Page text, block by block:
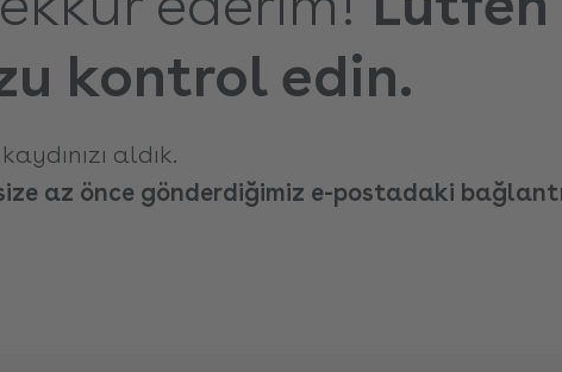
kontrol edin.
aldık.
az önce gönderdiğimiz e-postadaki